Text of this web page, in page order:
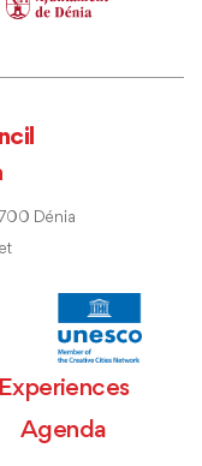
Dénia
Experiences
Agenda